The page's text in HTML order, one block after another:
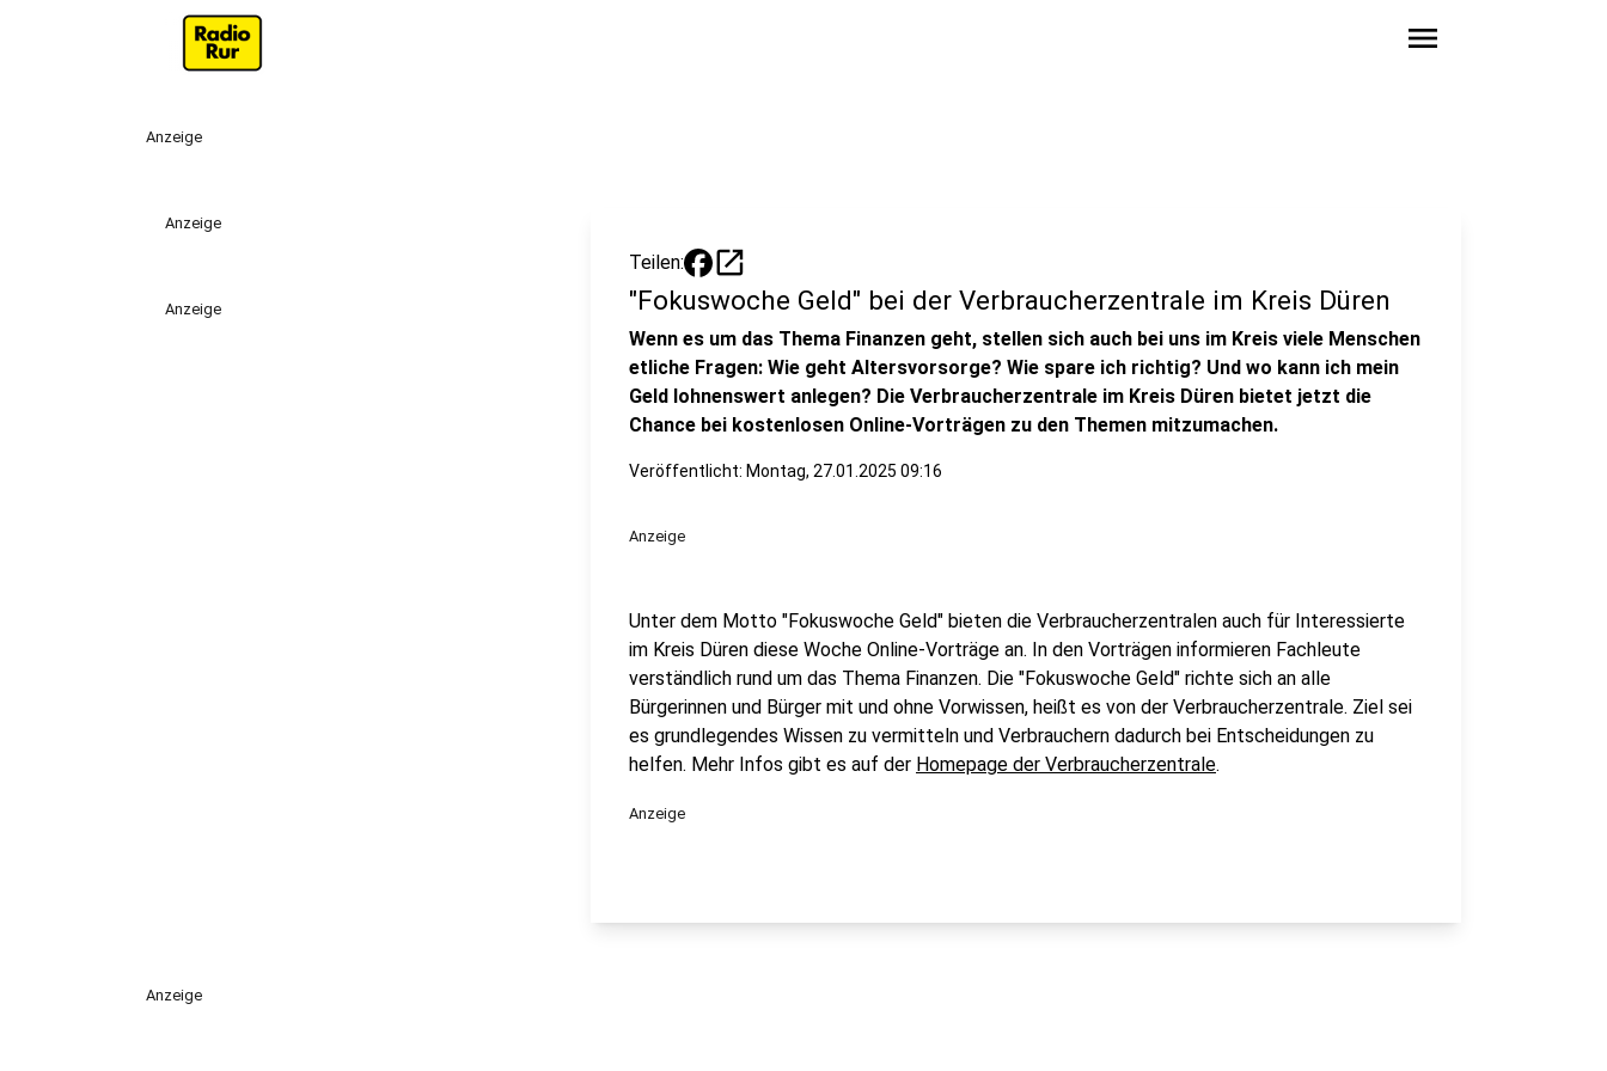
menu
Anzeige
Anzeige
Anzeige
Teilen: open_in_new
"Fokuswoche Geld" bei der Verbraucherzentrale im Kreis Düren
Wenn es um das Thema Finanzen geht, stellen sich auch bei uns im Kreis viele Menschen
etliche Fragen: Wie geht Altersvorsorge? Wie spare ich richtig? Und wo kann ich mein
Geld lohnenswert anlegen? Die Verbraucherzentrale im Kreis Düren bietet jetzt die
Chance bei kostenlosen Online-Vorträgen zu den Themen mitzumachen.
Veröffentlicht: Montag, 27.01.2025 09:16
Anzeige
Unter dem Motto "Fokuswoche Geld" bieten die Verbraucherzentralen auch für Interessierte
im Kreis Düren diese Woche Online-Vorträge an. In den Vorträgen informieren Fachleute
verständlich rund um das Thema Finanzen. Die "Fokuswoche Geld" richte sich an alle
Bürgerinnen und Bürger mit und ohne Vorwissen, heißt es von der Verbraucherzentrale. Ziel sei
es grundlegendes Wissen zu vermitteln und Verbrauchern dadurch bei Entscheidungen zu
helfen. Mehr Infos gibt es auf der Homepage der Verbraucherzentrale.
Anzeige
Anzeige